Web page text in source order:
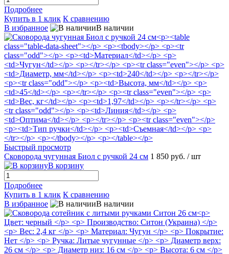
Подробнее
Купить в 1 клик К сравнению
В избранное
В наличии
Быстрый просмотр
Сковорода чугунная Биол с ручкой 24 см 1 850 руб. / шт
В корзину
Подробнее
Купить в 1 клик К сравнению
В избранное
В наличии